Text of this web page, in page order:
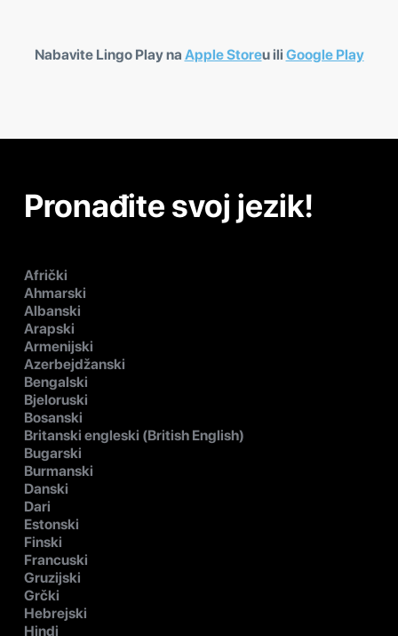
Nabavite Lingo Play na Apple Storeu ili Google Play
Pronađite svoj jezik!
Afrički
Ahmarski
Albanski
Arapski
Armenijski
Azerbejdžanski
Bengalski
Bjeloruski
Bosanski
Britanski engleski (British English)
Bugarski
Burmanski
Danski
Dari
Estonski
Finski
Francuski
Gruzijski
Grčki
Hebrejski
Hindi